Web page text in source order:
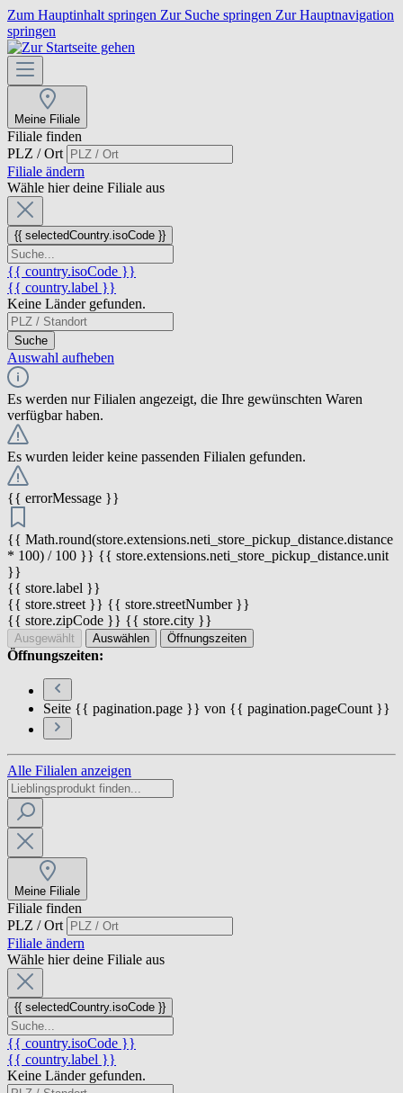
Zum Hauptinhalt springen Zur Suche springen Zur Hauptnavigation
springen
Meine Filiale
Filiale finden
PLZ / Ort
Filiale ändern
Wähle hier deine Filiale aus
{{ selectedCountry.isoCode }}
{{ country.isoCode }}
{{ country.label }}
Keine Länder gefunden.
Suche
Auswahl aufheben
Es werden nur Filialen angezeigt, die Ihre gewünschten Waren
verfügbar haben.
Es wurden leider keine passenden Filialen gefunden.
{{ errorMessage }}
{{ Math.round(store.extensions.neti_store_pickup_distance.distance
* 100) / 100 }} {{ store.extensions.neti_store_pickup_distance.unit
}}
{{ store.label }}
{{ store.street }} {{ store.streetNumber }}
{{ store.zipCode }} {{ store.city }}
Ausgewählt Auswählen Öffnungszeiten
Öffnungszeiten:
Seite {{ pagination.page }} von {{ pagination.pageCount }}
Alle Filialen anzeigen
Meine Filiale
Filiale finden
PLZ / Ort
Filiale ändern
Wähle hier deine Filiale aus
{{ selectedCountry.isoCode }}
{{ country.isoCode }}
{{ country.label }}
Keine Länder gefunden.